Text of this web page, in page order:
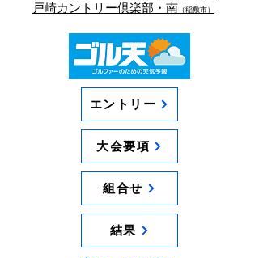
戸崎カントリー倶楽部・南 （稲敷市）
エントリー
大会要項
組合せ
結果